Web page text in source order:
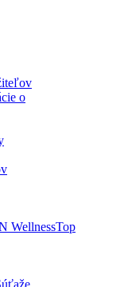
o
WellnessTop